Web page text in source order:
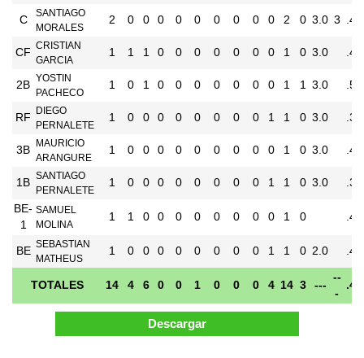
C
SANTIAGO
MORALES
2 0 0 0 0 0 0 0 0 0 2 0 3.0 3
CF
CRISTIAN
GARCIA
1 1 1 0 0 0 0 0 0 0 1 0 3.0
2B
YOSTIN
PACHECO
1 0 1 0 0 0 0 0 0 0 1 1 3.0
RF
DIEGO
PERNALETE
1 0 0 0 0 0 0 0 0 1 1 0 3.0
3B
MAURICIO
ARANGURE
1 0 0 0 0 0 0 0 0 0 1 0 3.0
1B
SANTIAGO
PERNALETE
1 0 0 0 0 0 0 0 0 1 1 0 3.0
BE-
1
SAMUEL
MOLINA
1 1 0 0 0 0 0 0 0 0 1 0
BE
SEBASTIAN
MATHEUS
1 0 0 0 0 0 0 0 0 1 1 0 2.0
TOTALES 14 4 6 0 0 1 0 0 0 4 14 3 ---
--
-